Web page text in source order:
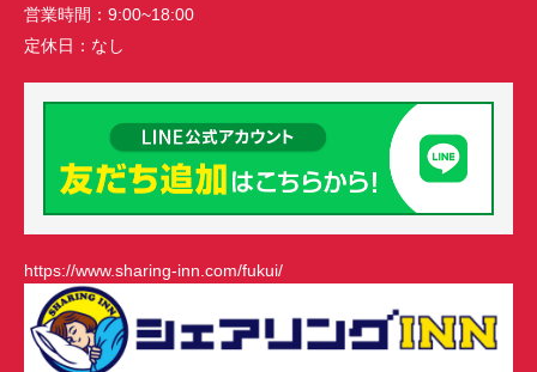
営業時間： 9:00~18:00
定休日： なし
https://www.sharing-inn.com/fukui/